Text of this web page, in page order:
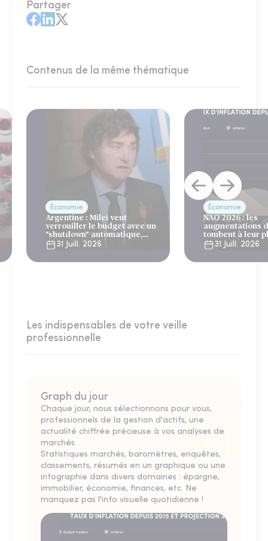
Partager
Contenus de la même thématique
Économie
Argentine : Milei veut
verrouiller le budget avec un
"shutdown" automatique,
sous le regard bienveillant
du FMI
31 Juill. 2026
Économie
NAO 2026 : les
augmentations
tombent à leur
niveau depuis 4
31 Juill. 2026
Les indispensables de votre veille
professionnelle
Graph du jour
Chaque jour, nous sélectionnons pour vous,
professionnels de la gestion d'actifs, une
actualité chiffrée précieuse à vos analyses de
marchés.
Statistiques marchés, baromètres, enquêtes,
classements, résumés en un graphique ou une
infographie dans divers domaines : épargne,
immobilier, économie, finances, etc. Ne
manquez pas l'info visuelle quotidienne !